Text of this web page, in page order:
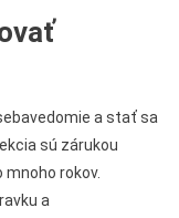
a stať sa
sú zárukou
rokov.
a